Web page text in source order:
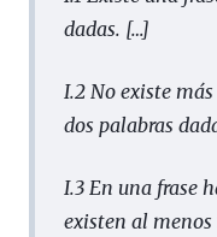
dadas. […]
I.2 No existe
dos palabras
I.3 En una frase
existen al